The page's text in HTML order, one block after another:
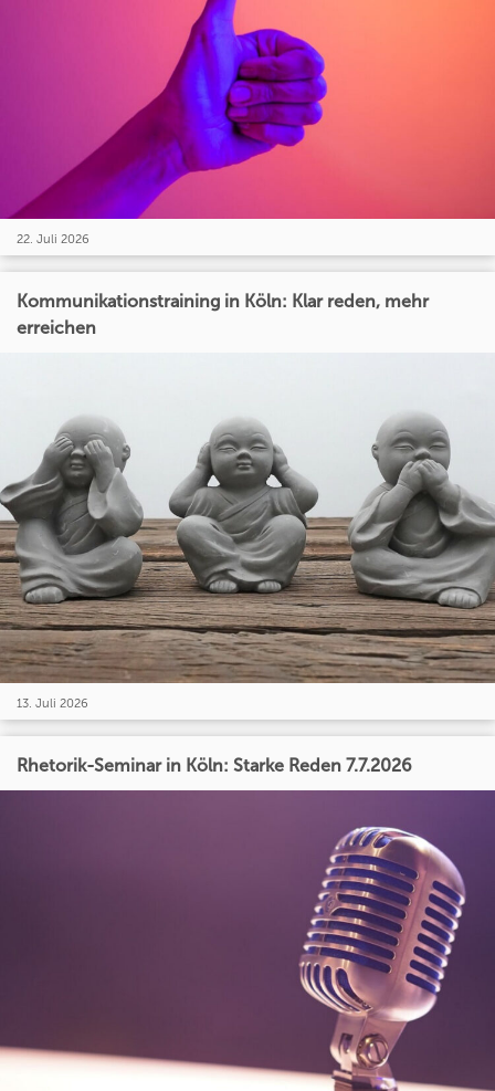
22. Juli 2026
Kommunikationstraining in Köln: Klar reden, mehr
erreichen
13. Juli 2026
Rhetorik-Seminar in Köln: Starke Reden 7.7.2026